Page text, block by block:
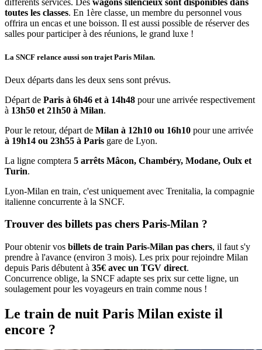
différents services. Des wagons silencieux sont disponibles dans
toutes les classes. En 1ère classe, un membre du personnel vous
offrira un encas et une boisson. Il est aussi possible de réserver des
salles pour participer à des réunions, le grand luxe !
La SNCF relance aussi son trajet Paris Milan.
Deux départs dans les deux sens sont prévus.
Départ de Paris à 6h46 et à 14h48 pour une arrivée respectivement
à 13h50 et 21h50 à Milan.
Pour le retour, départ de Milan à 12h10 ou 16h10 pour une arrivée
à 19h14 ou 23h55 à Paris gare de Lyon.
La ligne comptera 5 arrêts Mâcon, Chambéry, Modane, Oulx et
Turin.
Lyon-Milan en train, c'est uniquement avec Trenitalia, la compagnie
italienne concurrente à la SNCF.
Trouver des billets pas chers Paris-Milan ?
Pour obtenir vos billets de train Paris-Milan pas chers, il faut s'y
prendre à l'avance (environ 3 mois). Les prix pour rejoindre Milan
depuis Paris débutent à 35€ avec un TGV direct.
Concurrence oblige, la SNCF adapte ses prix sur cette ligne, un
soulagement pour les voyageurs en train comme nous !
Le train de nuit Paris Milan existe il
encore ?